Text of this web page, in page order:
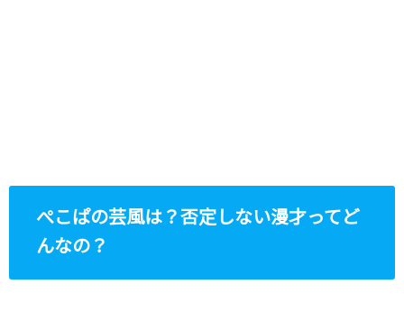
ぺこぱの芸風は？否定しない漫才ってど
んなの？